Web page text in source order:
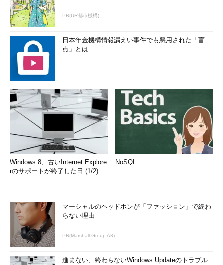
PR(UR都市機構)
日本年金機構情報漏えい事件でも悪用された「盲
点」とは
Windows 8、古いInternet Explore
rのサポートが終了した日 (1/2)
NoSQL
マーシャルのヘッドホンが「ファッション」で終わ
らない理由
PR(Marshall Group AB)
進まない、終わらないWindows Updateのトラブル